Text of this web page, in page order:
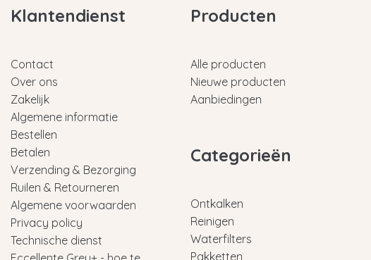
Klantendienst
Contact
Over ons
Zakelijk
Algemene informatie
Bestellen
Betalen
Verzending & Bezorging
Ruilen & Retourneren
Algemene voorwaarden
Privacy policy
Technische dienst
Producten
Alle producten
Nieuwe producten
Aanbiedingen
Categorieën
Ontkalken
Reinigen
Waterfilters
Pakketten